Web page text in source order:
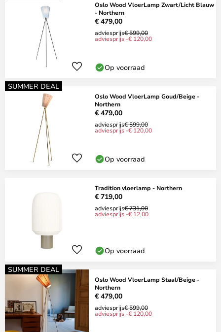
Oslo Wood VloerLamp Zwart/Licht Blauw
- Northern
€ 479,00
adviesprijs€ 599,00
adviesprijs -€ 120,00
Op voorraad
SUMMER DEAL
Oslo Wood VloerLamp Goud/Beige -
Northern
€ 479,00
adviesprijs€ 599,00
adviesprijs -€ 120,00
Op voorraad
Tradition vloerlamp - Northern
€ 719,00
adviesprijs€ 731,00
adviesprijs -€ 12,00
Op voorraad
SUMMER DEAL
Oslo Wood VloerLamp Staal/Beige -
Northern
€ 479,00
adviesprijs€ 599,00
adviesprijs -€ 120,00